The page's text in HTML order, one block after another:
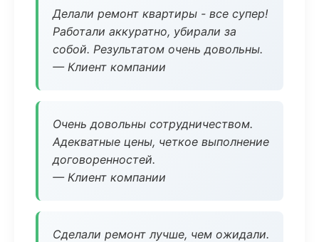
Делали ремонт квартиры - все супер!
Работали аккуратно, убирали за
собой. Результатом очень довольны.
— Клиент компании
Очень довольны сотрудничеством.
Адекватные цены, четкое выполнение
договоренностей.
— Клиент компании
Сделали ремонт лучше, чем ожидали.